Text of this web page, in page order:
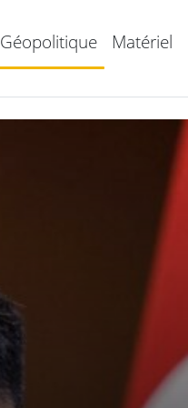
Géopolitique Matériel